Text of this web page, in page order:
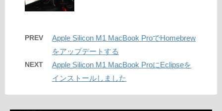
PREV
Apple Silicon M1 MacBook ProでHomebrew
をアップデートする
NEXT
Apple Silicon M1 MacBook ProにEclipseを
インストールしました